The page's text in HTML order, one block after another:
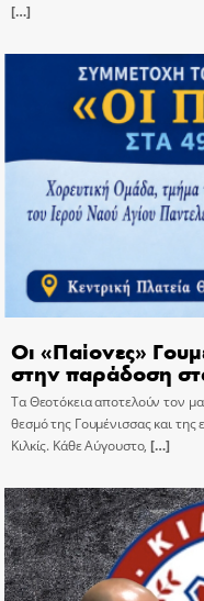
[…]
Οι «Παίονες»
στην παράδοση
Τα Θεοτόκεια αποτελούν τον
θεσμό της Γουμένισσας και της
Κιλκίς. Κάθε Αύγουστο, […]